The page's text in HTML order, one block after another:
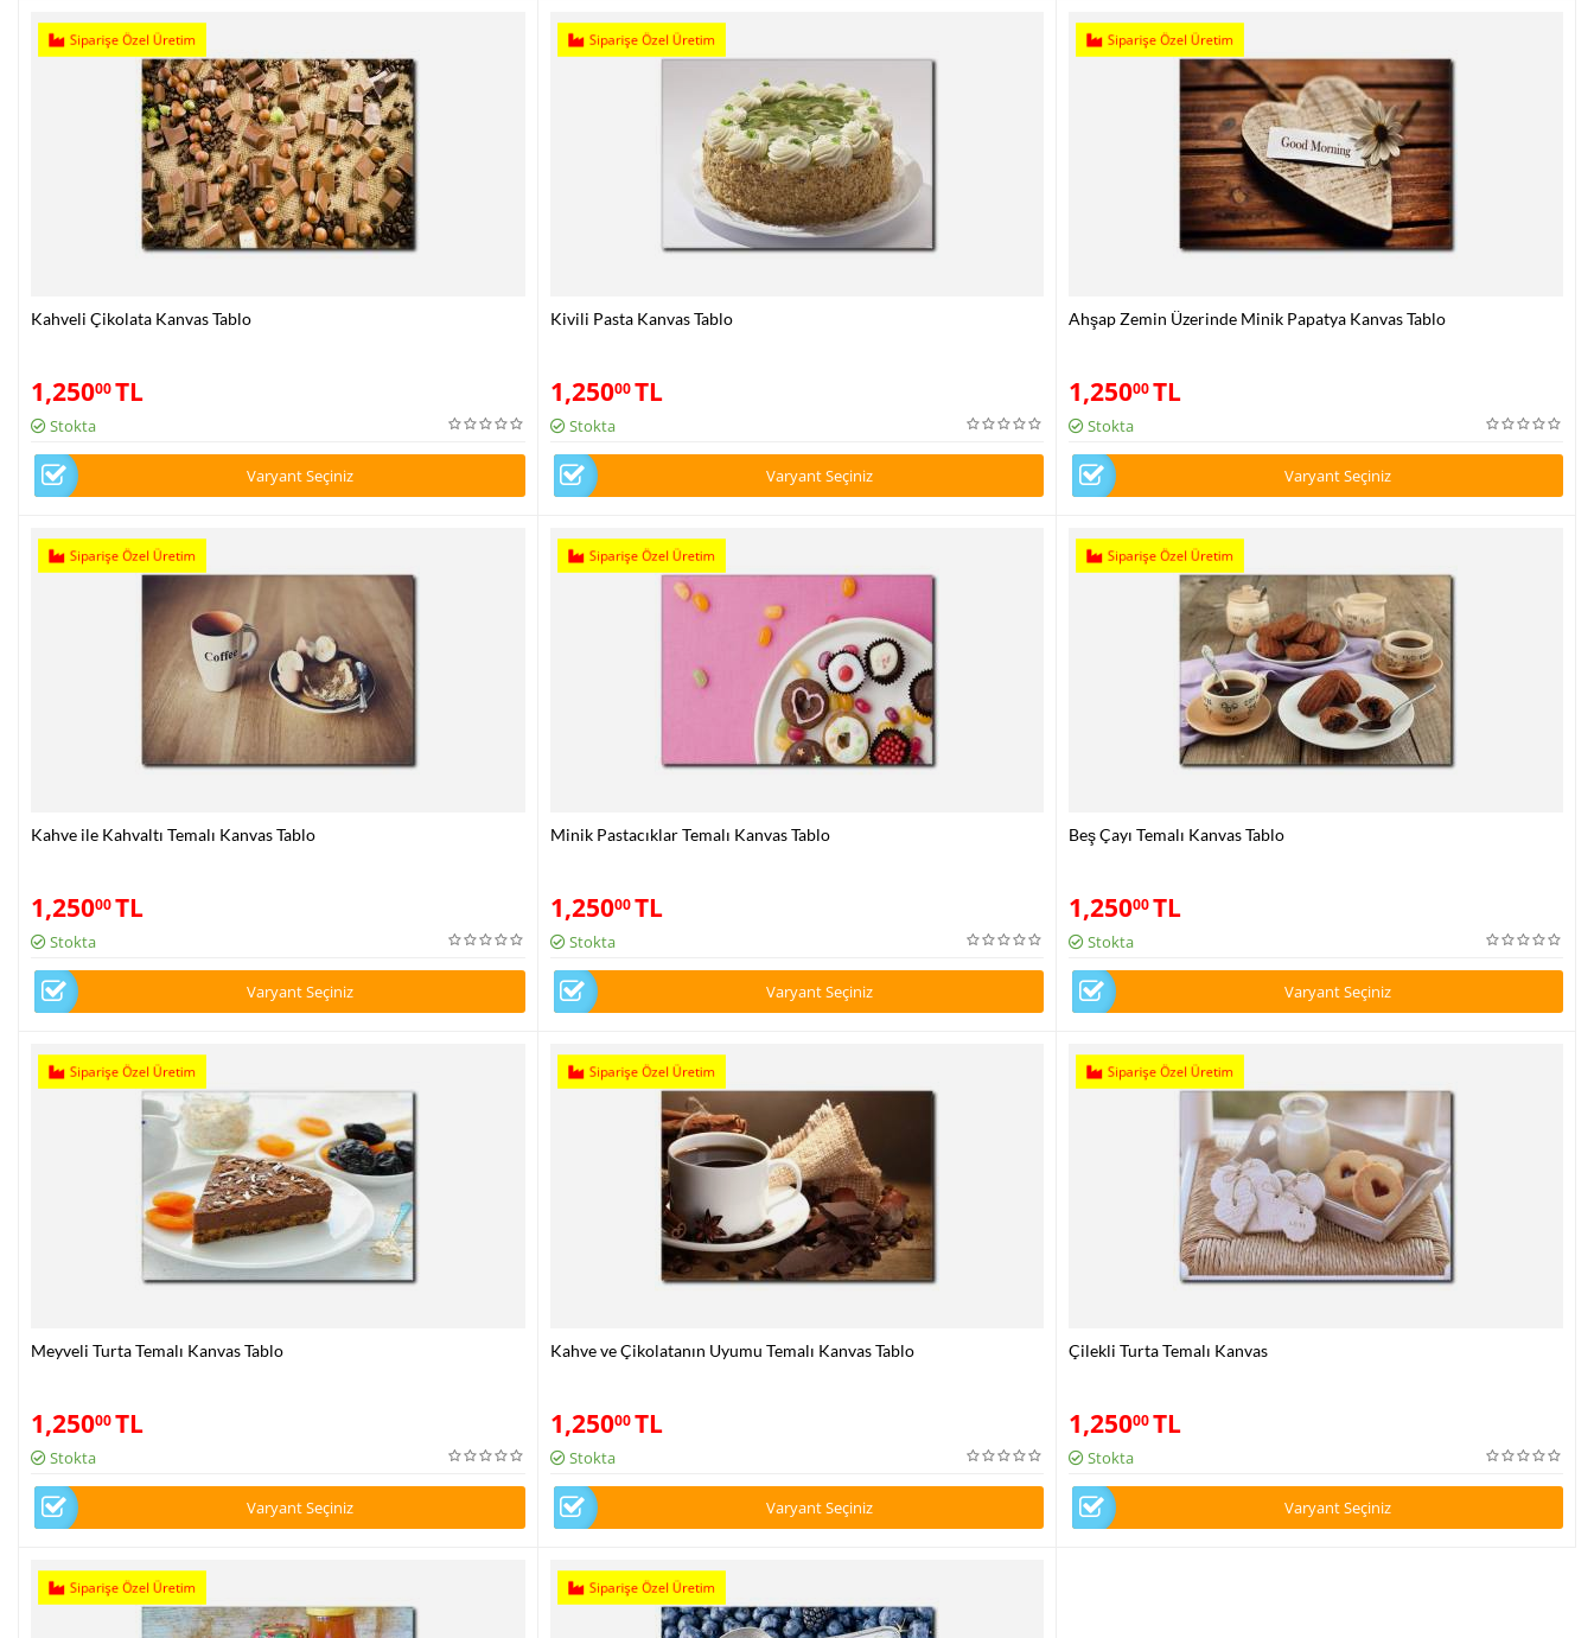
Siparişe Özel Üretim
Kahveli Çikolata Kanvas Tablo
1,25000TL
Stokta
Varyant Seçiniz
Siparişe Özel Üretim
Kivili Pasta Kanvas Tablo
1,25000 TL
Stokta
Varyant Seçiniz
Siparişe Özel Üretim
Ahşap Zemin Üzerinde Minik Papatya Kanvas Tablo
1,25000TL
Stokta
Varyant Seçiniz
Siparişe Özel Üretim
Kahve ile Kahvaltı Temalı Kanvas Tablo
1,25000TL
Stokta
Varyant Seçiniz
Siparişe Özel Üretim
Minik Pastacıklar Temalı Kanvas Tablo
1,25000 TL
Stokta
Varyant Seçiniz
Siparişe Özel Üretim
Beş Çayı Temalı Kanvas Tablo
1,25000TL
Stokta
Varyant Seçiniz
Siparişe Özel Üretim
Meyveli Turta Temalı Kanvas Tablo
1,25000TL
Stokta
Varyant Seçiniz
Siparişe Özel Üretim
Kahve ve Çikolatanın Uyumu Temalı Kanvas Tablo
1,25000 TL
Stokta
Varyant Seçiniz
Siparişe Özel Üretim
Çilekli Turta Temalı Kanvas
1,25000TL
Stokta
Varyant Seçiniz
Siparişe Özel Üretim Siparişe Özel Üretim